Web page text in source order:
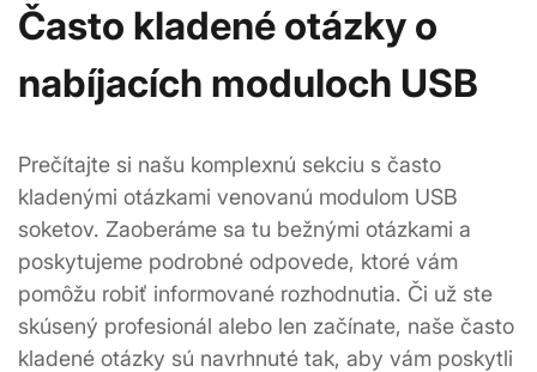
Často kladené otázky o
nabíjacích moduloch USB
Prečítajte si našu komplexnú sekciu s často
kladenými otázkami venovanú modulom USB
soketov. Zaoberáme sa tu bežnými otázkami a
poskytujeme podrobné odpovede, ktoré vám
pomôžu robiť informované rozhodnutia. Či už ste
skúsený profesionál alebo len začínate, naše často
kladené otázky sú navrhnuté tak, aby vám poskytli